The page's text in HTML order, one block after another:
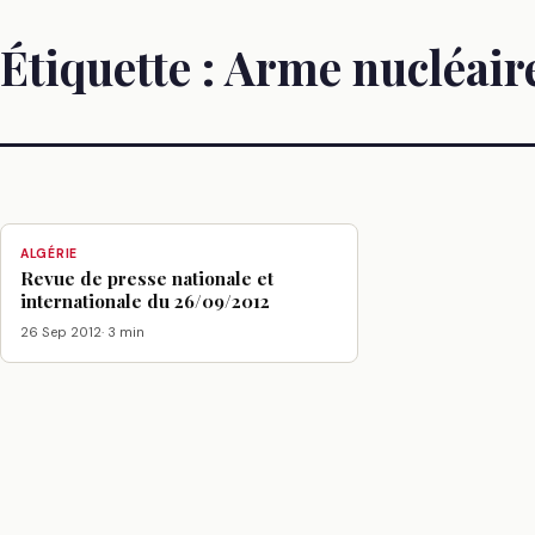
Étiquette :Arme
ALGÉRIE
Revue de presse nationale et
internationale du 26/09/2012
26 Sep 2012· 3 min